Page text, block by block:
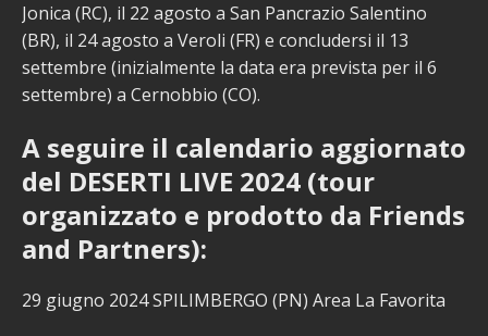
Jonica (RC), il 22 agosto a San Pancrazio Salentino
(BR), il 24 agosto a Veroli (FR) e concludersi il 13
settembre (inizialmente la data era prevista per il 6
settembre) a Cernobbio (CO).
A seguire il calendario aggiornato
del DESERTI LIVE 2024 (tour
organizzato e prodotto da Friends
and Partners):
29 giugno 2024 SPILIMBERGO (PN) Area La Favorita